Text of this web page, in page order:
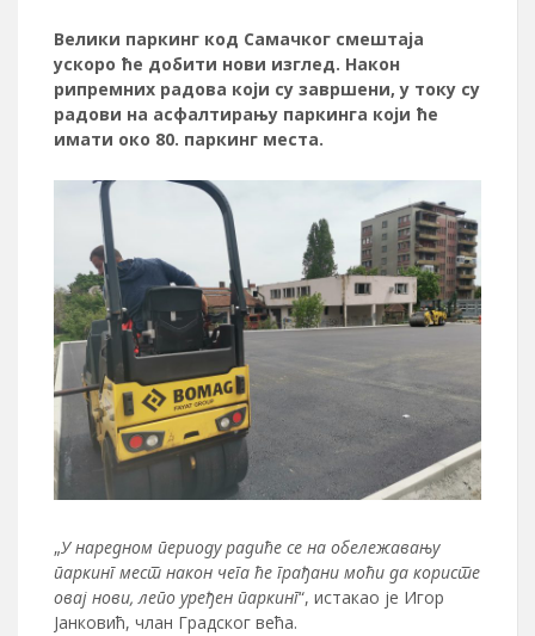
Велики паркинг код Самачког смештаја
ускоро ће добити нови изглед. Након
рипремних радова који су завршени, у току су
радови на асфалтирању паркинга који ће
имати око 80. паркинг места.
„У наредном периоду радиће се на обележавању
паркинг мест након чега ће грађани моћи да користе
овај нови, лепо уређен паркинг“, истакао је Игор
Јанковић, члан Градског већа.